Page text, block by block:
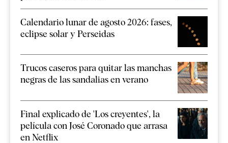
Calendario lunar de agosto 2026: fases,
eclipse solar y Perseidas
Trucos caseros para quitar las manchas
negras de las sandalias en verano
Final explicado de 'Los creyentes', la
película con José Coronado que arrasa
en Netflix